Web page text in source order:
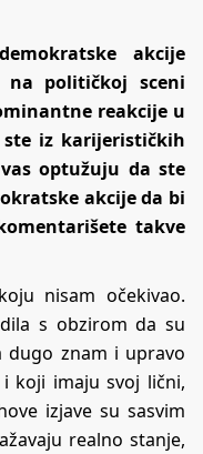
akcije
na političkoj sceni
reakcije u
iz karijerističkih
optužuju da ste
akcije da bi
takve
nisam očekivao.
s obzirom da su
dugo znam i upravo
koji imaju svoj lični,
izjave su sasvim
realno stanje,